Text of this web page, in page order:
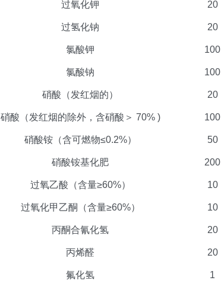
过氧化钾 20
过氢化钠 20
氯酸钾 100
氯酸钠 100
硝酸（发红烟的） 20
硝酸（发红烟的除外，含硝酸＞ 70% ) 100
硝酸铵（含可燃物≤0.2%） 50
硝酸铵基化肥 200
过氧乙酸（含量≥60%） 10
过氧化甲乙酮（含量≥60%） 10
丙酮合氰化氢 20
丙烯醛 20
氟化氢 1